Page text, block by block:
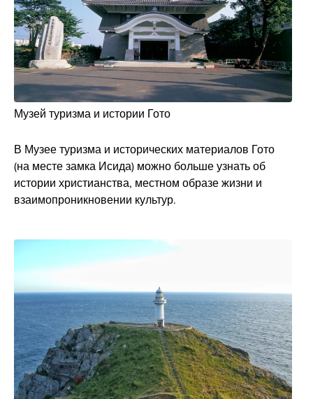
Музей туризма и истории Гото
В Музее туризма и исторических материалов Гото
(на месте замка Исида) можно больше узнать об
истории христианства, местном образе жизни и
взаимопроникновении культур.